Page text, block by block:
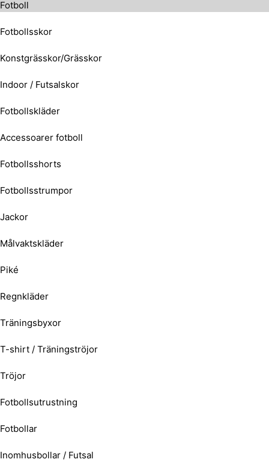
Fotboll
Fotbollsskor
Konstgrässkor/Grässkor
Indoor / Futsalskor
Fotbollskläder
Accessoarer fotboll
Fotbollsshorts
Fotbollsstrumpor
Jackor
Målvaktskläder
Piké
Regnkläder
Träningsbyxor
T-shirt / Träningströjor
Tröjor
Fotbollsutrustning
Fotbollar
Inomhusbollar / Futsal